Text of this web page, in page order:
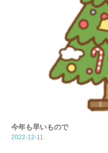
今年も早いもので
2022-12-11